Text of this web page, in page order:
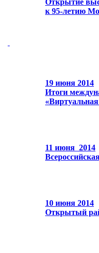
Открытие
к 95-летию
19 июня 2014
Итоги
11 июня 2014
10 июня 2014
Открытый